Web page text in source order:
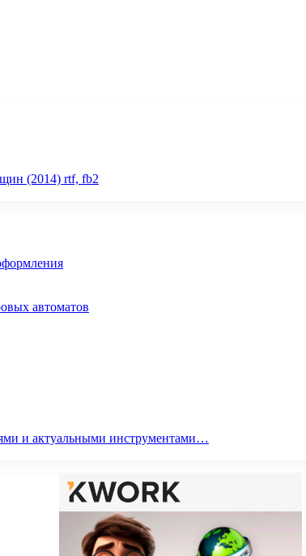
(2014) rtf, fb2
автоматов
и актуальными инструментами…